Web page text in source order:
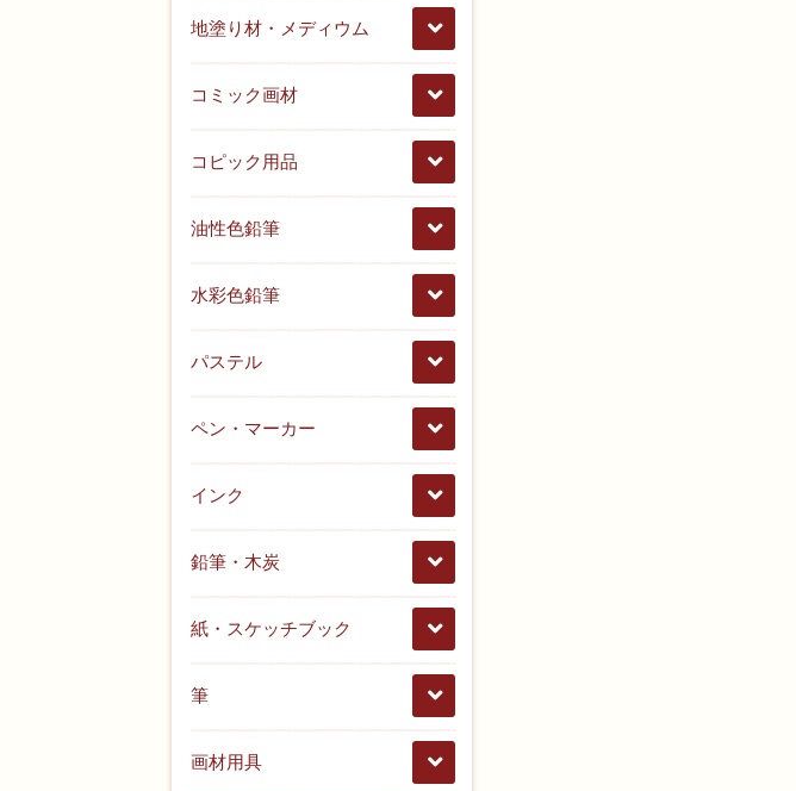
地塗り材・メディウム
コミック画材
コピック用品
油性色鉛筆
水彩色鉛筆
パステル
ペン・マーカー
インク
鉛筆・木炭
紙・スケッチブック
筆
画材用具